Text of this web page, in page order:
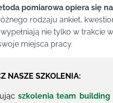
pomiarowa opiera się
rodzaju ankiet,
nie tylko w trakcie
miejsca pracy.
NASZE SZKOLENIA:
szkolenia team building